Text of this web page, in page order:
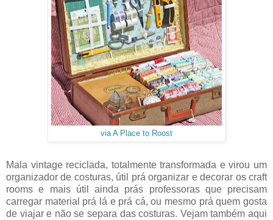
via A Place to Roost
Mala vintage reciclada, totalmente transformada e virou um
organizador de costuras, útil prá organizar e decorar os craft
rooms e mais útil ainda prás professoras que precisam
carregar material prá lá e prá cá, ou mesmo prá quem gosta
de viajar e não se separa das costuras. Vejam também aqui